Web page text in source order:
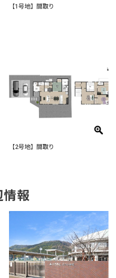
【1号地】間取り
【2号地】間取り
情報